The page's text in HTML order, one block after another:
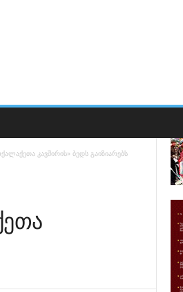
კავშირის» ბედს გაიზიარებს